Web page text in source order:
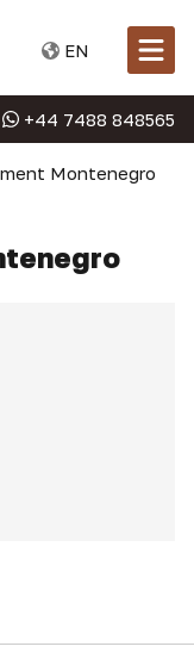
EN
+44 7488 848565
Montenegro